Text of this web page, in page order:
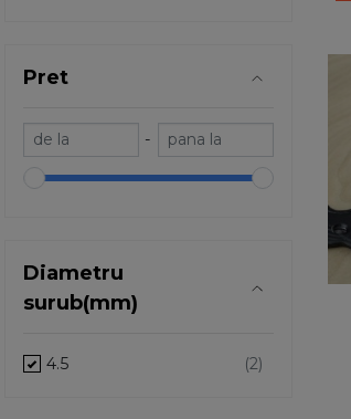
Pret
-
Diametru
surub(mm)
4.5